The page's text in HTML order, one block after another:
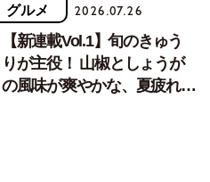
グルメ 2026.07.26
【新連載Vol.1】旬のきゅう
りが主役！ 山椒としょうが
の風味が爽やかな、夏疲れを